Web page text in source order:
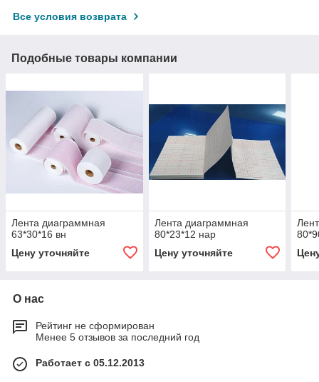
Все условия возврата
Подобные товары компании
Лента диаграммная
63*30*16 вн
Цену уточняйте
Лента диаграммная
80*23*12 нар
Цену уточняйте
О нас
Рейтинг не сформирован
Менее 5 отзывов за последний год
Работает с 05.12.2013